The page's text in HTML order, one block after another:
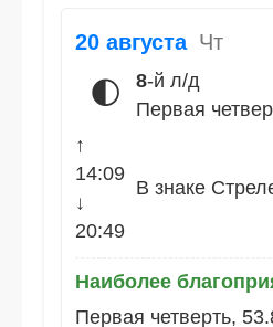
20 августа Чт
🌓 8-й л/д
Первая
↑
14:09
↓
20:49
В знаке
Наиболее
Первая четверть,